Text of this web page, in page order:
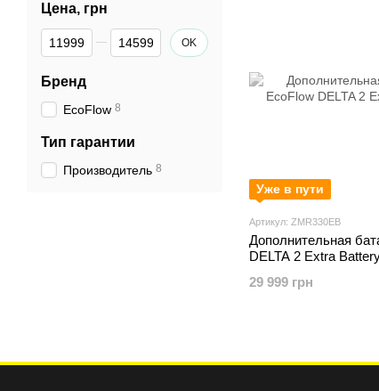
Уже в пути
Артикул: ZMR330EB
Дополнительная
DELTA 2 Extra
29 999 грн
Цена, грн
От Цена, грн
До Цена, грн OK
Бренд
EcoFlow 8
Тип гарантии
Производитель 8